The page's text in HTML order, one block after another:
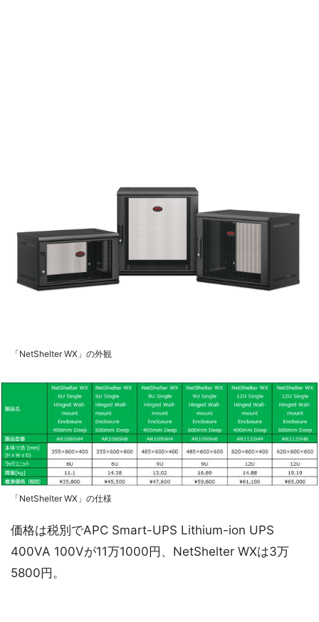
「NetShelter WX」の外観
「NetShelter WX」の仕様
価格は税別でAPC Smart-UPS Lithium-ion UPS
400VA 100Vが11万1000円、NetShelter WXは3万
5800円。